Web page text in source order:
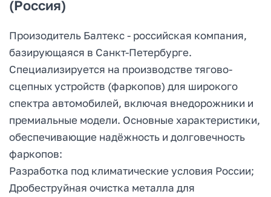
(Россия)
Произодитель Балтекс - российская компания,
базирующаяся в Санкт-Петербурге.
Специализируется на производстве тягово-
сцепных устройств (фаркопов) для широкого
спектра автомобилей, включая внедорожники и
премиальные модели. Основные характеристики,
обеспечивающие надёжность и долговечность
фаркопов:
Разработка под климатические условия России;
Дробеструйная очистка металла для